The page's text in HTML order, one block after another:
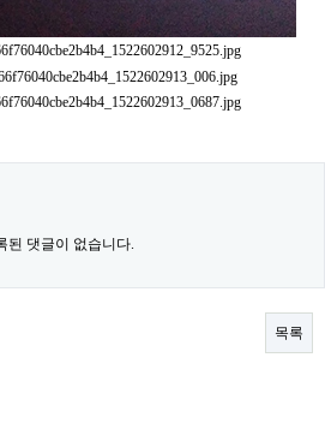
된 댓글이 없습니다.
목록